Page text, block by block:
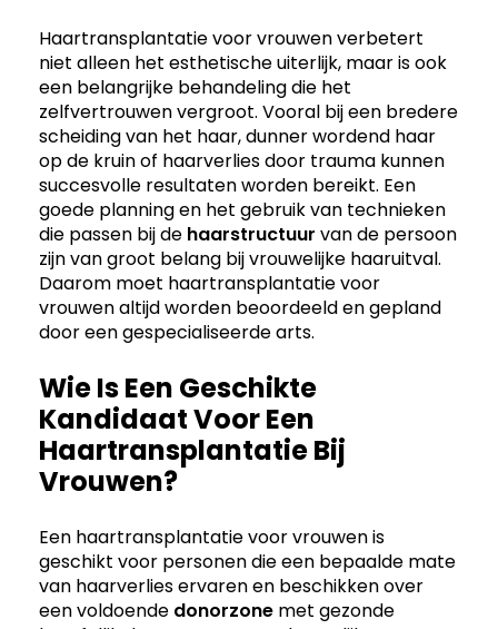
Haartransplantatie voor vrouwen verbetert
niet alleen het esthetische uiterlijk, maar is ook
een belangrijke behandeling die het
zelfvertrouwen vergroot. Vooral bij een bredere
scheiding van het haar, dunner wordend haar
op de kruin of haarverlies door trauma kunnen
succesvolle resultaten worden bereikt. Een
goede planning en het gebruik van technieken
die passen bij de haarstructuur van de persoon
zijn van groot belang bij vrouwelijke haaruitval.
Daarom moet haartransplantatie voor
vrouwen altijd worden beoordeeld en gepland
door een gespecialiseerde arts.
Wie Is Een Geschikte
Kandidaat Voor Een
Haartransplantatie Bij
Vrouwen?
Een haartransplantatie voor vrouwen is
geschikt voor personen die een bepaalde mate
van haarverlies ervaren en beschikken over
een voldoende donorzone met gezonde